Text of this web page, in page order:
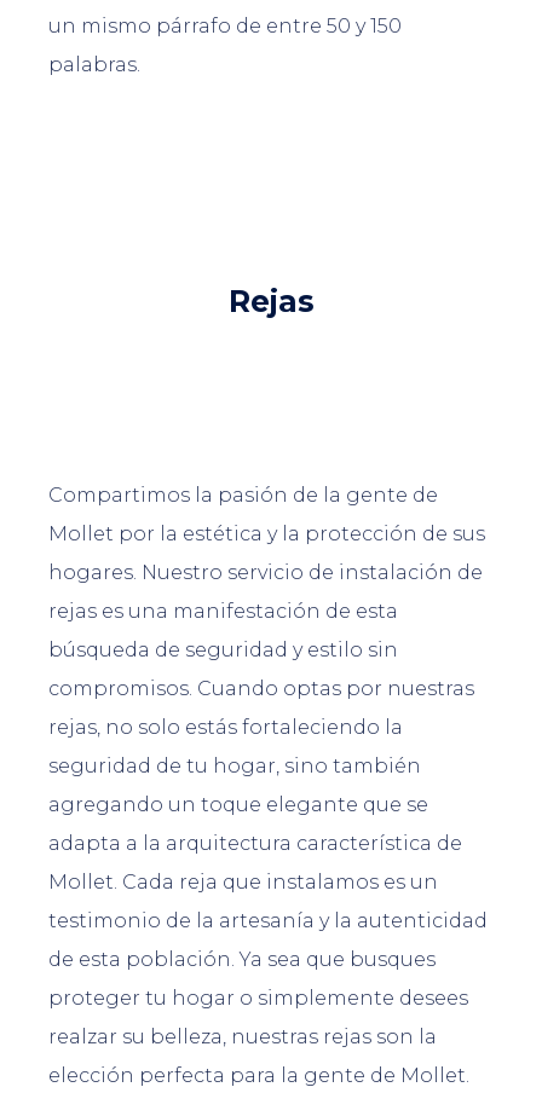
un mismo párrafo de entre 50 y 150
palabras.
Rejas
Compartimos la pasión de la gente de
Mollet por la estética y la protección de sus
hogares. Nuestro servicio de instalación de
rejas es una manifestación de esta
búsqueda de seguridad y estilo sin
compromisos. Cuando optas por nuestras
rejas, no solo estás fortaleciendo la
seguridad de tu hogar, sino también
agregando un toque elegante que se
adapta a la arquitectura característica de
Mollet. Cada reja que instalamos es un
testimonio de la artesanía y la autenticidad
de esta población. Ya sea que busques
proteger tu hogar o simplemente desees
realzar su belleza, nuestras rejas son la
elección perfecta para la gente de Mollet.